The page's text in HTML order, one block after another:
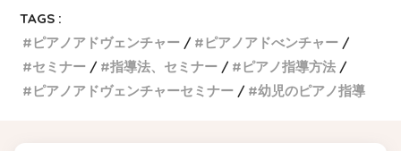
TAGS :
ピアノアドヴェンチャー
ピアノアドべンチャー
セミナー
指導法、セミナー
ピアノ指導方法
ピアノアドヴェンチャーセミナー
幼児のピアノ指導